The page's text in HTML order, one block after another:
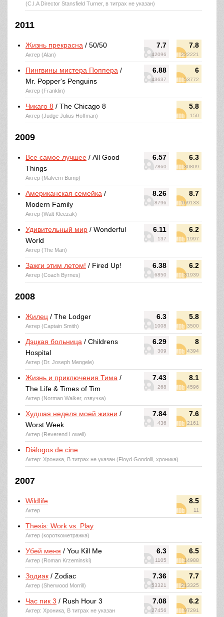
(C.I.A Director Stansfield Turner, в титрах не указан)
2011
7.7
42096
7.8
222221
Жизнь прекрасна / 50/50
Актер (Alan)
6.88
43637
6
53772
Пингвины мистера Поппера /
Mr. Popper's Penguins
Актер (Franklin)
5.8
150
Чикаго 8 / The Chicago 8
Актер (Judge Julius Hoffman)
2009
6.57
7860
6.3
30809
Все самое лучшее / All Good
Things
Актер (Malvern Bump)
8.26
8796
8.7
169133
Американская семейка /
Modern Family
Актер (Walt Kleezak)
6.11
137
6.2
1997
Удивительный мир / Wonderful
World
Актер (The Man)
6.38
6850
6.2
31939
Зажги этим летом! / Fired Up!
Актер (Coach Byrnes)
2008
6.3
1008
5.8
3500
Жилец / The Lodger
Актер (Captain Smith)
6.29
309
8
4394
Дэцкая больница / Childrens
Hospital
Актер (Dr. Joseph Mengele)
7.43
268
8.1
4596
Жизнь и приключения Тима /
The Life & Times of Tim
Актер (Norman Walker, озвучка)
7.84
436
7.6
2161
Худшая неделя моей жизни /
Worst Week
Актер (Reverend Lowell)
Diálogos de cine
Актер: Хроника, В титрах не указан (Floyd Gondolli, хроника)
2007
8.5
11
Wildlife
Актер
Thesis: Work vs. Play
Актер (короткометражка)
6.3
1105
6.5
14988
Убей меня / You Kill Me
Актер (Roman Krzeminski)
7.36
53321
7.7
213325
Зодиак / Zodiac
Актер (Sherwood Morrill)
7.08
27456
6.2
97291
Час пик 3 / Rush Hour 3
Актер: Хроника, В титрах не указан